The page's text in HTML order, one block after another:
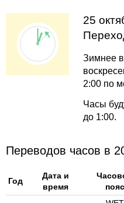
25
Зимнее
2:00 по
Часы
до 1:00.
Переводов часов в
Год
Дата и
время
пояс